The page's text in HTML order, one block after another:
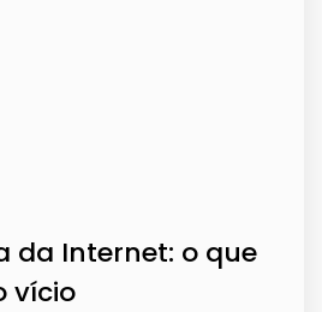
da Internet: o que
vício